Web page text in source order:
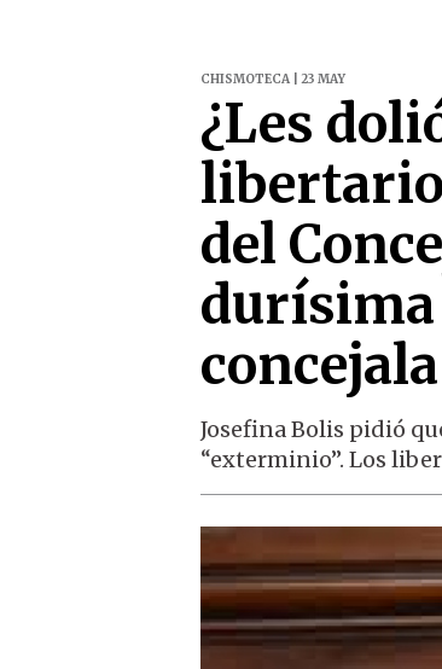
CHISMOTECA | 23 MAY
¿Les
del
Josefina Bolis pidió
“exterminio”. Los